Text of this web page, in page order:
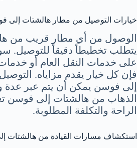
خيارات التوصيل من مطار هالشتات إلى
الوصول من أي مطار قريب من
يتطلب تخطيطاً دقيقاً للتوصيل.
على خدمات النقل العام أو
فإن كل خيار يقدم مزاياه.
إلى فوسن يمكن أن يتم عبر عدة
الذهاب من هالشتات إلى فوسن
الراحة والتكلفة المطلوبة.
استكشاف مسارات القيادة من هالشتات